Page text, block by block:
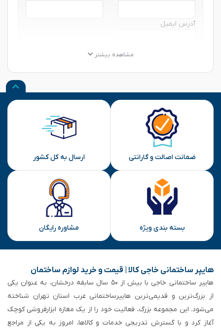
آدرس ایمیل
★
ارسال
مشاهده بیشتر
ضمانت اصالت و گارانتی ارسال به کل کشور
بسته بندی ویژه مشاوره رایگان
هایپر ساختمانی خاجی‌ کالا | قیمت و خرید لوازم ساختمان
هایپر ساختمانی خاجی‌ با بیش از ۵۰ سال سابقه‌ درخشان، به عنوان یکی
از بزرگ‌ترین و قدیمی‌ترین هایپرساختمانی‌ غرب استان تهران شناخته
می‌شود. این مجموعه بزرگ، فعالیت خود را از یک مغازه ابزارفروشی کوچک
آغاز کرد و با گسترش تدریجی خدمات و کالاها، امروز به یکی از مراجع